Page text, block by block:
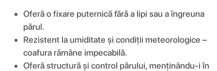
Oferă o fixare puternică fără a lipi sau a îngreuna
părul.
Rezistent la umiditate și condiții meteorologice –
coafura rămâne impecabilă.
Oferă structură și control părului, menținându-i în